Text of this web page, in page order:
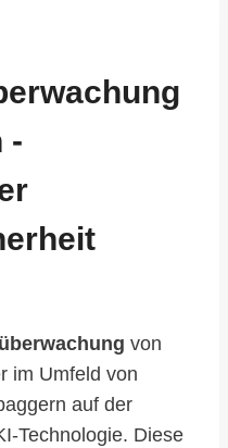
-
von
im Umfeld von
auf der
Technologie. Diese